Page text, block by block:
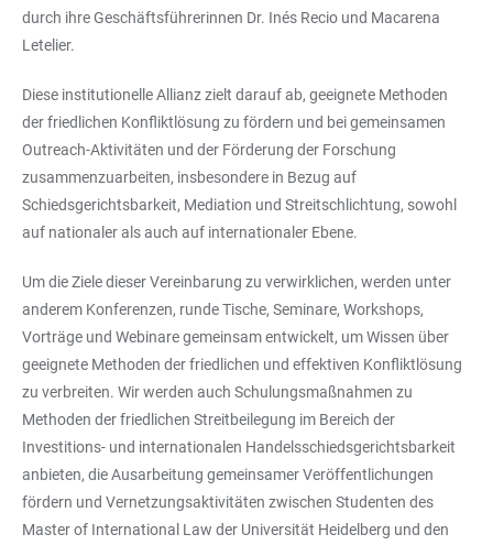
durch ihre Geschäftsführerinnen Dr. Inés Recio und Macarena
Letelier.
Diese institutionelle Allianz zielt darauf ab, geeignete Methoden
der friedlichen Konfliktlösung zu fördern und bei gemeinsamen
Outreach-Aktivitäten und der Förderung der Forschung
zusammenzuarbeiten, insbesondere in Bezug auf
Schiedsgerichtsbarkeit, Mediation und Streitschlichtung, sowohl
auf nationaler als auch auf internationaler Ebene.
Um die Ziele dieser Vereinbarung zu verwirklichen, werden unter
anderem Konferenzen, runde Tische, Seminare, Workshops,
Vorträge und Webinare gemeinsam entwickelt, um Wissen über
geeignete Methoden der friedlichen und effektiven Konfliktlösung
zu verbreiten. Wir werden auch Schulungsmaßnahmen zu
Methoden der friedlichen Streitbeilegung im Bereich der
Investitions- und internationalen Handelsschiedsgerichtsbarkeit
anbieten, die Ausarbeitung gemeinsamer Veröffentlichungen
fördern und Vernetzungsaktivitäten zwischen Studenten des
Master of International Law der Universität Heidelberg und den